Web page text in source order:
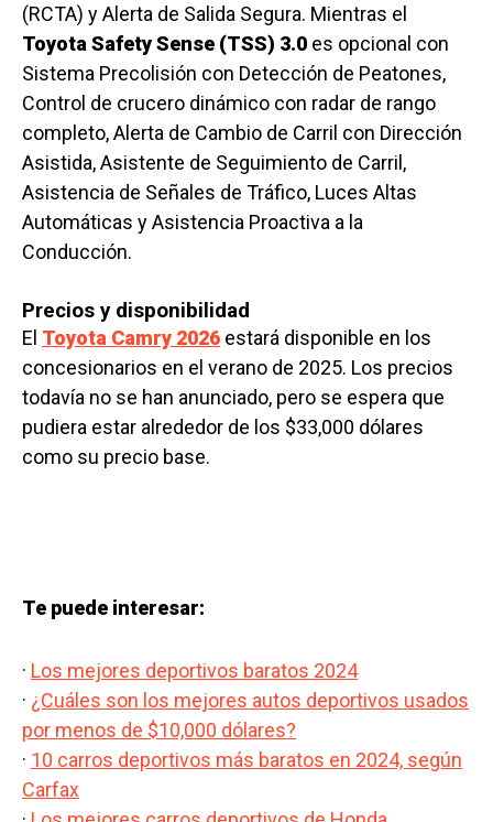
(RCTA) y Alerta de Salida Segura. Mientras el
Toyota Safety Sense (TSS) 3.0 es opcional con
Sistema Precolisión con Detección de Peatones,
Control de crucero dinámico con radar de rango
completo, Alerta de Cambio de Carril con Dirección
Asistida, Asistente de Seguimiento de Carril,
Asistencia de Señales de Tráfico, Luces Altas
Automáticas y Asistencia Proactiva a la
Conducción.
Precios y disponibilidad
El Toyota Camry 2026 estará disponible en los
concesionarios en el verano de 2025. Los precios
todavía no se han anunciado, pero se espera que
pudiera estar alrededor de los $33,000 dólares
como su precio base.
Te puede interesar:
· Los mejores deportivos baratos 2024
· ¿Cuáles son los mejores autos deportivos usados
por menos de $10,000 dólares?
· 10 carros deportivos más baratos en 2024, según
Carfax